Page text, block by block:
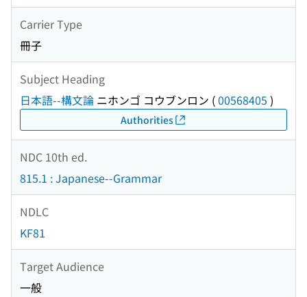
Carrier Type
冊子
Subject Heading
日本語--構文論 ニホンゴ コウブンロン (00568405 )
Authorities
NDC 10th ed.
815.1 : Japanese--Grammar
NDLC
KF81
Target Audience
一般